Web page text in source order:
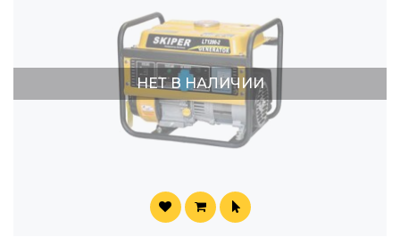
НЕТ В НАЛИЧИИ